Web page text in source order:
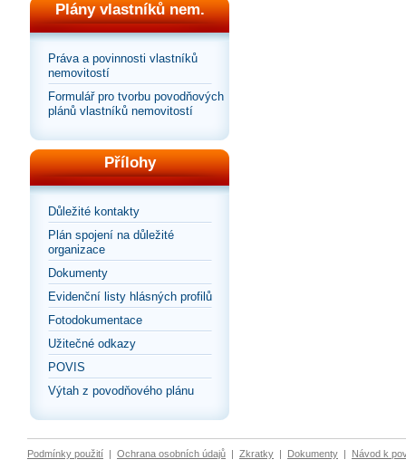
Plány vlastníků nem.
Práva a povinnosti vlastníků
nemovitostí
Formulář pro tvorbu povodňových
plánů vlastníků nemovitostí
Přílohy
Důležité kontakty
Plán spojení na důležité
organizace
Dokumenty
Evidenční listy hlásných profilů
Fotodokumentace
Užitečné odkazy
POVIS
Výtah z povodňového plánu
Podmínky použití | Ochrana osobních údajů | Zkratky | Dokumenty | Návod k